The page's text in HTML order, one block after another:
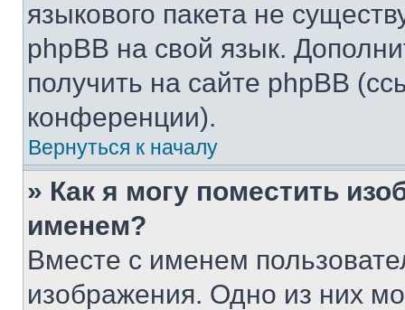
языкового пакета не
phpBB на свой язык.
получить на сайте phpBB
конференции).
Вернуться к началу
» Как я могу поместить
именем?
Вместе с именем
изображения. Одно из них